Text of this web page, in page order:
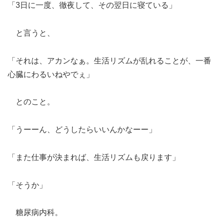
「3日に一度、徹夜して、その翌日に寝ている」
と言うと、
「それは、アカンなぁ。生活リズムが乱れることが、一番
心臓にわるいねやでぇ」
とのこと。
「うーーん、どうしたらいいんかなーー」
「また仕事が決まれば、生活リズムも戻ります」
「そうか」
糖尿病内科。